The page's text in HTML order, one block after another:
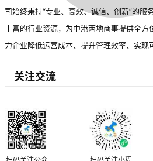
司始终秉持“专业、高效、诚信、创新”的服
丰富的行业资源，为中港两地商事提供全方
力企业降低运营成本、提升管理效率、实现
关注交流